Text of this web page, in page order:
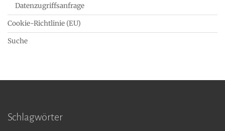
Datenzugriffsanfrage
Cookie-Richtlinie (EU)
Suche
Schlagwörter